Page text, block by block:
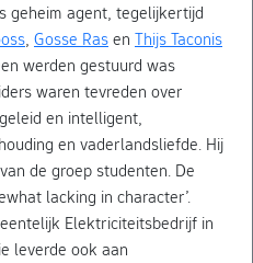
geheim agent, tegelijkertijd
, Gosse Rasen Thijs Taconis
werden gestuurd was
waren tevreden over
en intelligent,
en vaderlandsliefde. Hij
de groep studenten. De
lacking in character’.
Elektriciteitsbedrijf in
leverde ook aan